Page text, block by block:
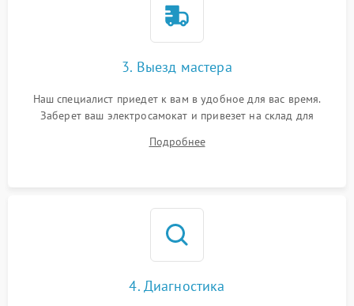
3. Выезд мастера
Наш специалист приедет к вам в удобное для вас время.
Заберет ваш электросамокат и привезет на склад для
Подробнее
4. Диагностика